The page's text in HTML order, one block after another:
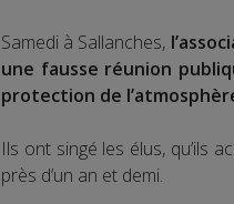
Samedi à Sallanches,
une fausse réunion
protection de
Ils ont singé les élus, qu’ils
près d’un an et demi.